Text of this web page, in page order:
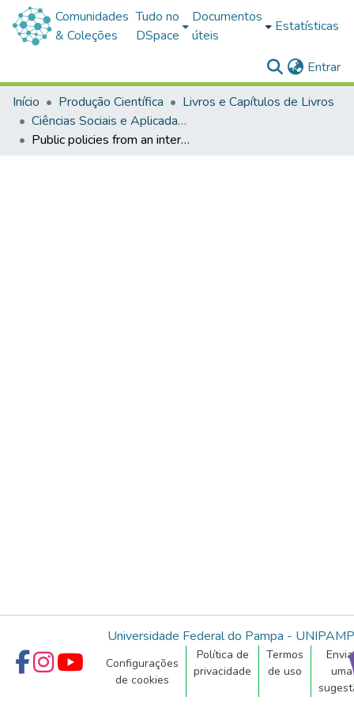
Comunidades
& Coleções
Tudo no
DSpace
Documentos
úteis
Estatísticas
Entrar
Início Produção Científica
Livros e Capítulos de Livros
Ciências Sociais e Aplicadas-Livros e Capítulos de Livros
Public policies from an interdisciplinary perspective: v. III
Universidade Federal do Pampa -
Configurações
de cookies
Política de
privacidade
Termos
de uso
uma